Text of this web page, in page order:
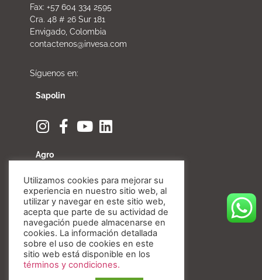
Fax: +57 604 334 2595
Cra. 48 # 26 Sur 181
Envigado, Colombia
contactenos@invesa.com
Síguenos en:
Sapolin
Agro
Fibratore
Utilizamos cookies para mejorar su
experiencia en nuestro sitio web, al
utilizar y navegar en este sitio web,
acepta que parte de su actividad de
navegación puede almacenarse en
cookies. La información detallada
sobre el uso de cookies en este
sitio web está disponible en los
términos y condiciones.